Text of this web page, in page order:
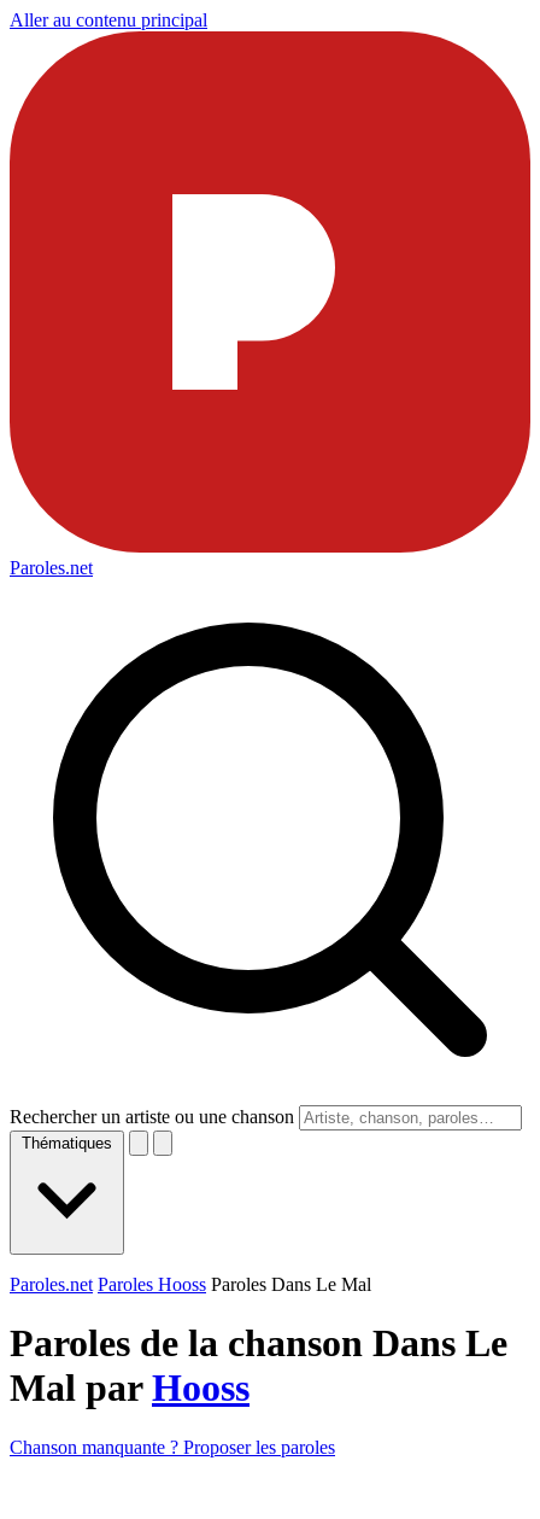
Aller au contenu principal
Paroles.net
Rechercher un artiste ou une chanson
Thématiques
Paroles.net Paroles Hooss Paroles Dans Le Mal
Paroles de la chanson Dans Le
Mal parHooss
Chanson manquante ? Proposer les paroles